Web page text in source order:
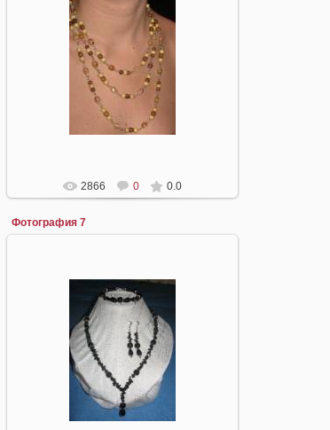
16.04.2008
mirpiar
2866 0 0.0
Фотография 7
16.04.2008
mirpiar